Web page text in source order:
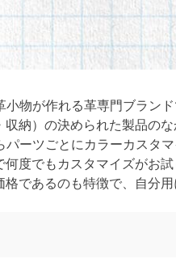
物が作れる革専門ブラン
納）の決められた製品の
ーツごとにカラーカスタマ
度でもカスタマイズがお
であるのも特徴で、自分